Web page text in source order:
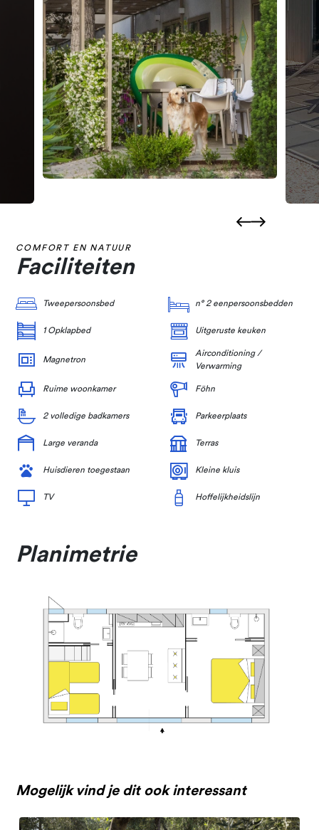
COMFORT EN NATUUR
Faciliteiten
Tweepersoonsbed n° 2 eenpersoonsbedden
1 Opklapbed Uitgeruste keuken
Magnetron
Airconditioning /
Verwarming
Ruime woonkamer Föhn
2 volledige badkamers Parkeerplaats
Large veranda Terras
Huisdieren toegestaan Kleine kluis
TV Hoffelijkheidslijn
Planimetrie
Mogelijk vind je dit ook interessant